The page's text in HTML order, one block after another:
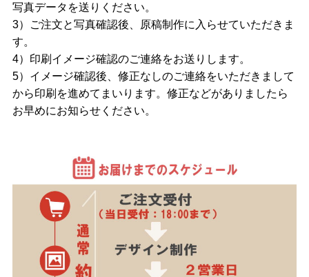
写真データを送りください。
3）ご注文と写真確認後、原稿制作に入らせていただきま
す。
4）印刷イメージ確認のご連絡をお送りします。
5）イメージ確認後、修正なしのご連絡をいただきまして
から印刷を進めてまいります。修正などがありましたら
お早めにお知らせください。